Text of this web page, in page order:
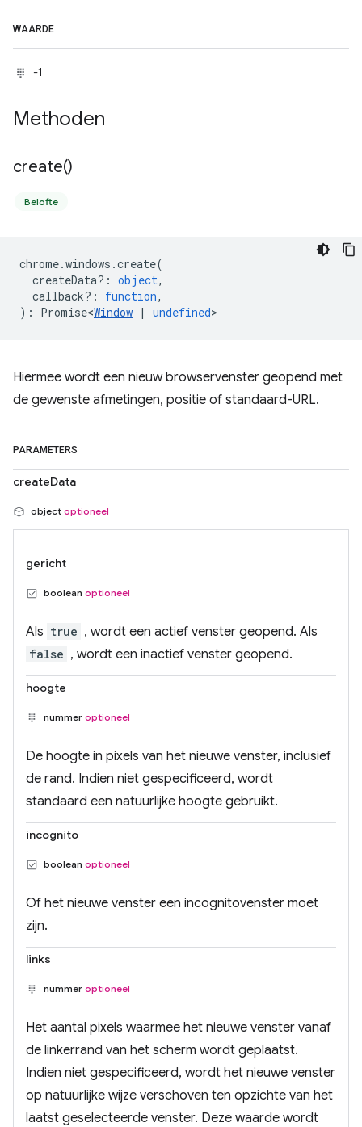
WAARDE
-1
Methoden
create()
Belofte
chrome.windows .create(
createData? : object,
callback? : function,
) : Promise<Window | undefined>
Hiermee wordt een nieuw browservenster geopend met
de gewenste afmetingen, positie of standaard-URL.
PARAMETERS
createData
object optioneel
gericht
boolean optioneel
Als true , wordt een actief venster geopend. Als
false , wordt een inactief venster geopend.
hoogte
nummer optioneel
De hoogte in pixels van het nieuwe venster, inclusief
de rand. Indien niet gespecificeerd, wordt
standaard een natuurlijke hoogte gebruikt.
incognito
boolean optioneel
Of het nieuwe venster een incognitovenster moet
zijn.
links
nummer optioneel
Het aantal pixels waarmee het nieuwe venster vanaf
de linkerrand van het scherm wordt geplaatst.
Indien niet gespecificeerd, wordt het nieuwe venster
op natuurlijke wijze verschoven ten opzichte van het
laatst geselecteerde venster. Deze waarde wordt